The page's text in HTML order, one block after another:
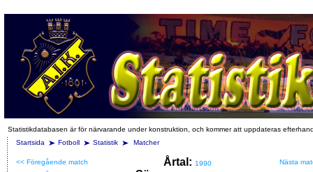
Statistikdatabasen är för närvarande under konstruktion, och kommer att uppdateras
Startsida
Fotboll Statistik Matcher
<< Föregående match Årtal: 1990
Nästa